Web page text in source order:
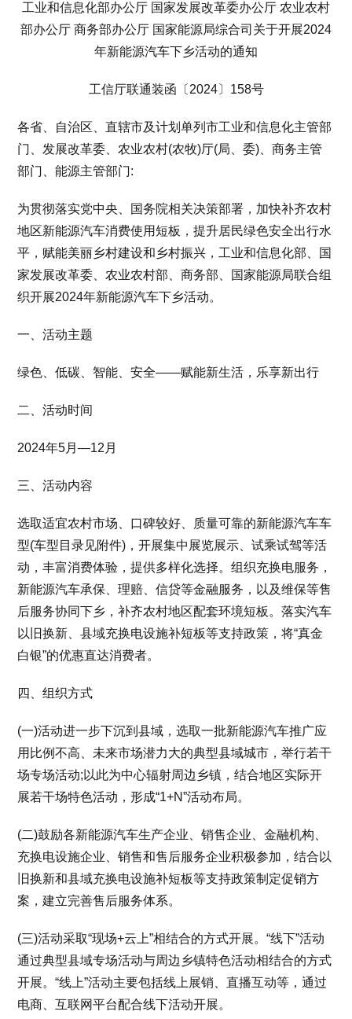
工业和信息化部办公厅 国家发展改革委办公厅 农业农村
部办公厅 商务部办公厅 国家能源局综合司关于开展2024
年新能源汽车下乡活动的通知
工信厅联通装函〔2024〕158号
各省、自治区、直辖市及计划单列市工业和信息化主管部
门、发展改革委、农业农村(农牧)厅(局、委)、商务主管
部门、能源主管部门:
为贯彻落实党中央、国务院相关决策部署，加快补齐农村
地区新能源汽车消费使用短板，提升居民绿色安全出行水
平，赋能美丽乡村建设和乡村振兴，工业和信息化部、国
家发展改革委、农业农村部、商务部、国家能源局联合组
织开展2024年新能源汽车下乡活动。
一、活动主题
绿色、低碳、智能、安全——赋能新生活，乐享新出行
二、活动时间
2024年5月—12月
三、活动内容
选取适宜农村市场、口碑较好、质量可靠的新能源汽车车
型(车型目录见附件)，开展集中展览展示、试乘试驾等活
动，丰富消费体验，提供多样化选择。组织充换电服务，
新能源汽车承保、理赔、信贷等金融服务，以及维保等售
后服务协同下乡，补齐农村地区配套环境短板。落实汽车
以旧换新、县域充换电设施补短板等支持政策，将“真金
白银”的优惠直达消费者。
四、组织方式
(一)活动进一步下沉到县域，选取一批新能源汽车推广应
用比例不高、未来市场潜力大的典型县域城市，举行若干
场专场活动;以此为中心辐射周边乡镇，结合地区实际开
展若干场特色活动，形成“1+N”活动布局。
(二)鼓励各新能源汽车生产企业、销售企业、金融机构、
充换电设施企业、销售和售后服务企业积极参加，结合以
旧换新和县域充换电设施补短板等支持政策制定促销方
案，建立完善售后服务体系。
(三)活动采取“现场+云上”相结合的方式开展。“线下”活动
通过典型县域专场活动与周边乡镇特色活动相结合的方式
开展。“线上”活动主要包括线上展销、直播互动等，通过
电商、互联网平台配合线下活动开展。